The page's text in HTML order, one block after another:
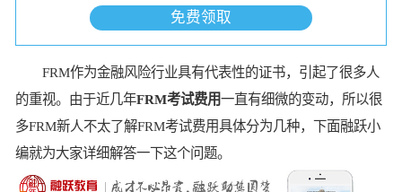
免费领取
FRM作为金融风险行业具有代表性的证书，引起了很多人
的重视。由于近几年FRM考试费用一直有细微的变动，所以很
多FRM新人不太了解FRM考试费用具体分为几种，下面融跃小
编就为大家详细解答一下这个问题。